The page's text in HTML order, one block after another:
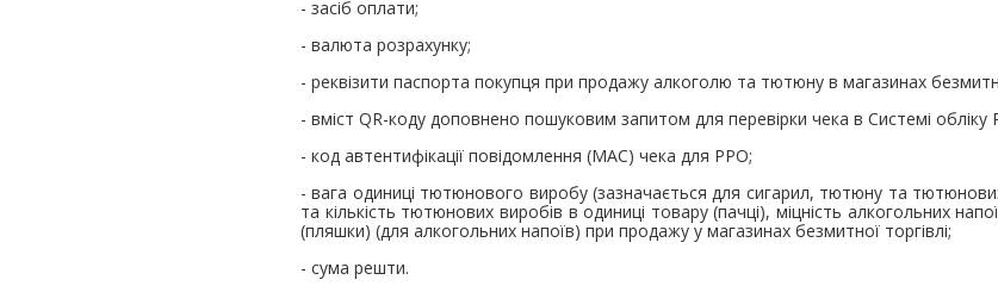
- засіб оплати;
- валюта розрахунку;
- реквізити паспорта покупця при продажу алкоголю та тютюну в магазинах
- вміст QR-коду доповнено пошуковим запитом для перевірки чека в Системі обліку
- код автентифікації повідомлення (MAC) чека для РРО;
- вага одиниці тютюнового виробу (зазначається для сигарил, тютюну та
та кількість тютюнових виробів в одиниці товару (пачці), міцність алкогольних
(пляшки) (для алкогольних напоїв) при продажу у магазинах безмитної торгівлі;
- сума решти.